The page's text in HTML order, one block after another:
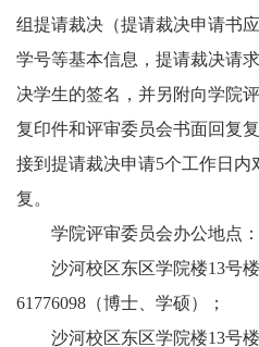
组提请裁决（提请裁决申请书
学号等基本信息，提请裁决请
决学生的签名，并另附向学院
复印件和评审委员会书面回复
接到提请裁决申请5个工作日内
复。
学院评审委员会办公地点：
沙河校区东区学院楼13号
61776098（博士、学硕）；
沙河校区东区学院楼13号